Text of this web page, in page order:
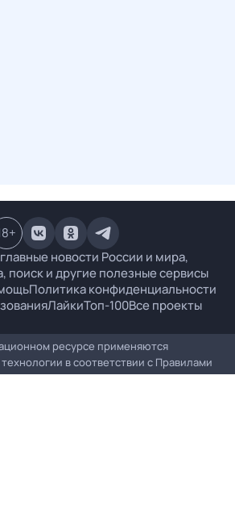
новости России и мира,
поиск и другие полезные сервисы
Политика конфиденциальности
ЛайкиТоп-100Все проекты
+
ресурсе применяются
в соответствии с Правилами